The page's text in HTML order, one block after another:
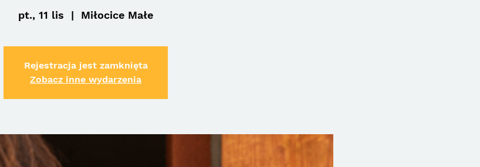
pt., 11 lis
  |
Miłocice Małe
Rejestracja jest zamknięta
Zobacz inne wydarzenia